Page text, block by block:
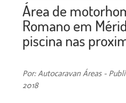
Área de
Romano em
piscina nas
Por: Autocaravan Áreas -
2018